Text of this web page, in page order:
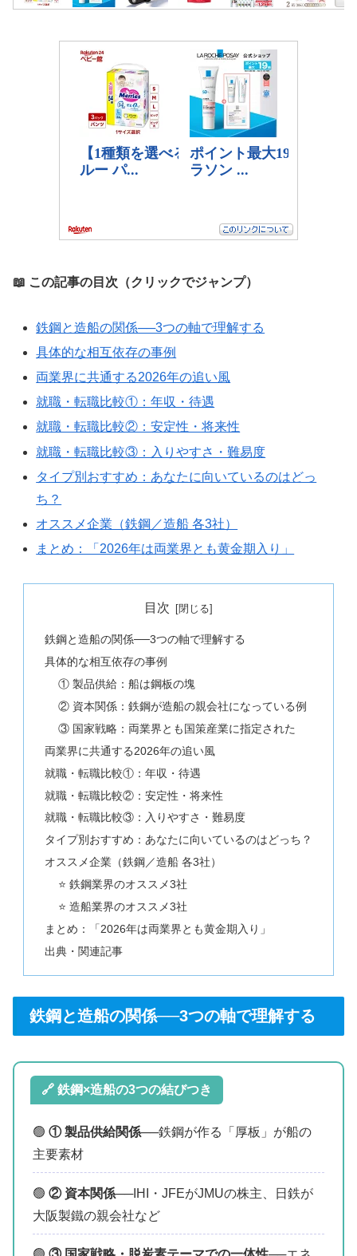
📖 この記事の目次（クリックでジャンプ）
鉄鋼と造船の関係──3つの軸で理解する
具体的な相互依存の事例
両業界に共通する2026年の追い風
就職・転職比較①：年収・待遇
就職・転職比較②：安定性・将来性
就職・転職比較③：入りやすさ・難易度
タイプ別おすすめ：あなたに向いているのはどっ
ち？
オススメ企業（鉄鋼／造船 各3社）
まとめ：「2026年は両業界とも黄金期入り」
目次
鉄鋼と造船の関係──3つの軸で理解する
具体的な相互依存の事例
① 製品供給：船は鋼板の塊
② 資本関係：鉄鋼が造船の親会社になっている例
③ 国家戦略：両業界とも国策産業に指定された
両業界に共通する2026年の追い風
就職・転職比較①：年収・待遇
就職・転職比較②：安定性・将来性
就職・転職比較③：入りやすさ・難易度
タイプ別おすすめ：あなたに向いているのはどっち？
オススメ企業（鉄鋼／造船 各3社）
⭐ 鉄鋼業界のオススメ3社
⭐ 造船業界のオススメ3社
まとめ：「2026年は両業界とも黄金期入り」
出典・関連記事
鉄鋼と造船の関係──3つの軸で理解する
🔗 鉄鋼×造船の3つの結びつき
🟢① 製品供給関係──鉄鋼が作る「厚板」が船の
主要素材
🟢② 資本関係──IHI・JFEがJMUの株主、日鉄が
大阪製鐵の親会社など